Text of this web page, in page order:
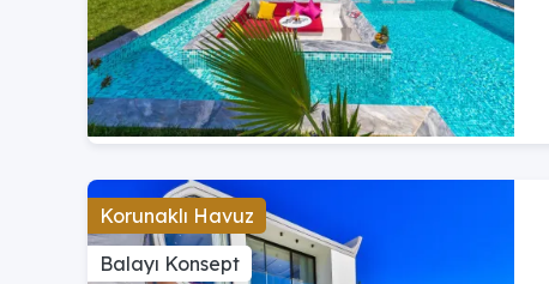
Korunaklı Havuz
Balayı Konsept